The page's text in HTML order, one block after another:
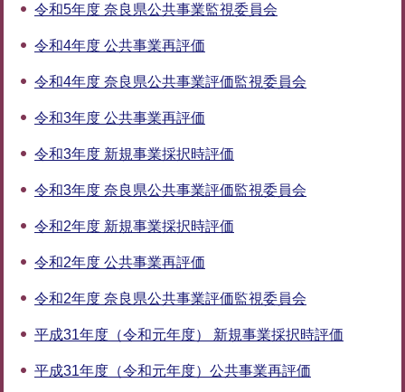
令和5年度 奈良県公共事業監視委員会
令和4年度 公共事業再評価
令和4年度 奈良県公共事業評価監視委員会
令和3年度 公共事業再評価
令和3年度 新規事業採択時評価
令和3年度 奈良県公共事業評価監視委員会
令和2年度 新規事業採択時評価
令和2年度 公共事業再評価
令和2年度 奈良県公共事業評価監視委員会
平成31年度（令和元年度） 新規事業採択時評価
平成31年度（令和元年度）公共事業再評価